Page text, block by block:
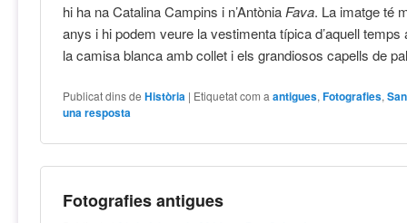
hi ha na Catalina Campins i n’Antònia Fava. La imatge té
anys i hi podem veure la vestimenta típica d’aquell temps
la camisa blanca amb collet i els grandiosos capells de
Publicat dins de Història | Etiquetat com a antigues,Fotografies,
una resposta
Fotografies antigues